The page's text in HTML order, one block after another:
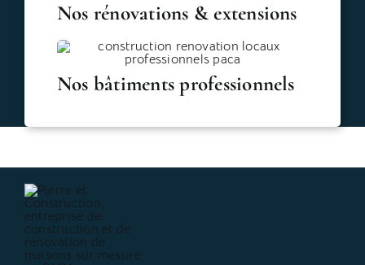
Nos rénovations & extensions
Nos bâtiments professionnels